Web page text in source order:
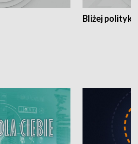
Bliżej polityki